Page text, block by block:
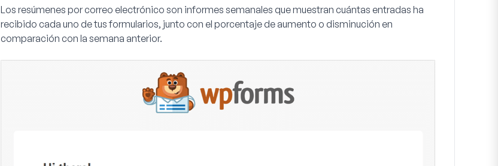
Los resúmenes por correo electrónico son informes semanales que muestran cuántas entradas ha
recibido cada uno de tus formularios, junto con el porcentaje de aumento o disminución en
comparación con la semana anterior.